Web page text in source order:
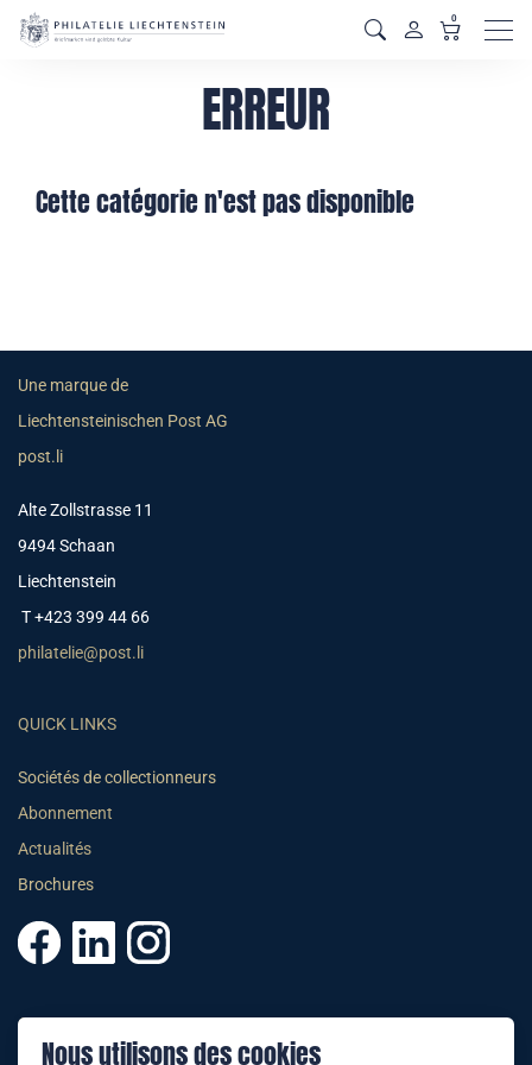
Nous utilisons des cookies
0
ERREUR
Cette catégorie n'est pas disponible
Une marque de
Liechtensteinischen Post AG
post.li
Alte Zollstrasse 11
9494 Schaan
Liechtenstein
T +423 399 44 66
philatelie@post.li
QUICK LINKS
Sociétés de collectionneurs
Abonnement
Actualités
Brochures
© 2025 PHILATELIE LIECHTENSTEIN